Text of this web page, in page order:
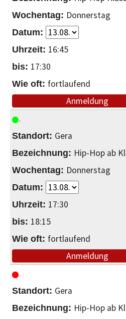
Donnerstag
16:45
17:30
fortlaufend
Anmeldung
Gera
Hip-Hop ab
Donnerstag
17:30
18:15
fortlaufend
Anmeldung
Gera
Hip-Hop ab